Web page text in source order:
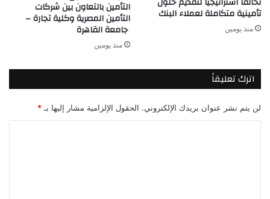
تأمينية متكاملة لعملاء البنك
منذ يومين
التأمين بالتعاون بين شركات
التأمين المصرية وكلية تجارة –
جامعة القاهرة
منذ يومين
اترك تعليقاً
لن يتم نشر عنوان بريدك الإلكتروني. الحقول الإلزامية مشار إليها بـ *